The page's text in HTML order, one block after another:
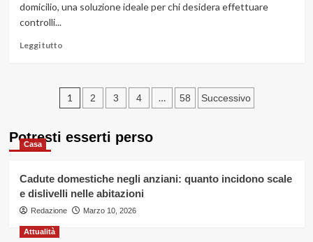
al
domicilio, una soluzione ideale per chi desidera effettuare
controlli...
Leggi tuttoLeggi
Analisi
del
a
servizio
pratico
sicuro
Paginazione
articoli
1 2 3 4 … 58 Successivo
Potresti esserti perso
Casa
Cadute domestiche negli anziani: quanto incidono scale
e dislivelli nelle abitazioni
Redazione Marzo 10, 2026
Attualità